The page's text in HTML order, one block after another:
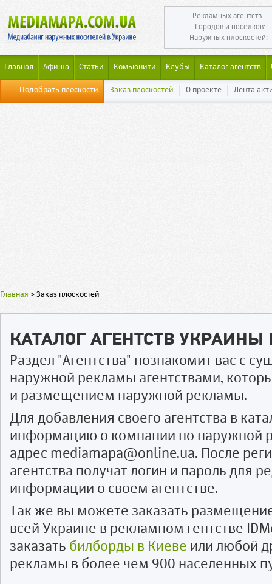
Рекламных агентств:
Городов и поселков:
Наружных плоскостей:
Главная Афиша Статьи Комьюнити Клубы Каталог агентств
Подобрать плоскости Заказ плоскостей О проекте Лента
Главная > Заказ плоскостей
КАТАЛОГ АГЕНТСТВ
Раздел "Агентства" познакомит вас с
наружной рекламы агентствами,
и размещением наружной рекламы.
Для добавления своего агентства в
информацию о компании по наружной
адрес mediamapa@online.ua. После
агентства получат логин и пароль для
информации о своем агентстве.
Так же вы можете заказать
всей Украине в рекламном гентстве
заказать билборды в Киеве или любой
рекламы в более чем 900 населенных